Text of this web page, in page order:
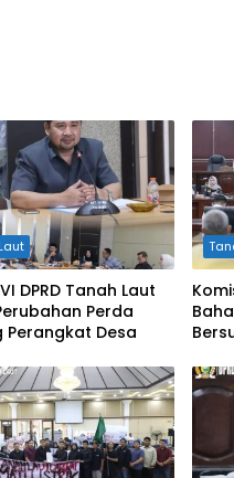
DPRD Tanah Laut
Perda
Perangkat Desa